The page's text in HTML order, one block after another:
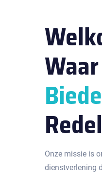
Waar
Onze missie is
dienstverlening